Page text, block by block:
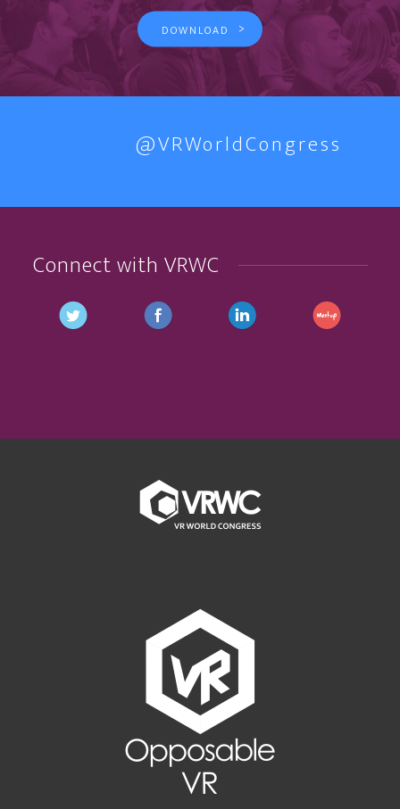
DOWNLOAD >
@VRWorldCongress
Connect with VRWC